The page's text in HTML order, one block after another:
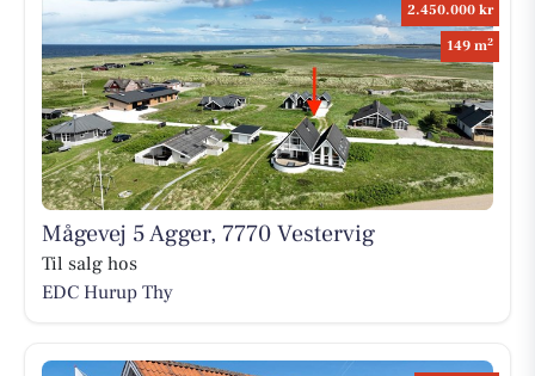
2.450.000 kr
149 m2
Mågevej 5 Agger, 7770 Vestervig
Til salg hos
EDC Hurup Thy